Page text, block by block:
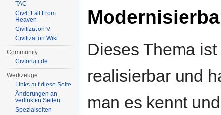
Dieses Thema
realisierbar und
man es kennt
TAC
Civ4: Fall From
Heaven
Civilization V
Civilization Wiki
Community
Civforum.de
Werkzeuge
Links auf diese Seite
Änderungen an
verlinkten Seiten
Spezialseiten